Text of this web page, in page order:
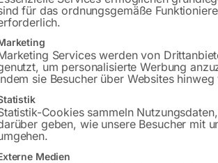
Lieferzeit:ca. 8 – 10
Bitte beachten
für das ordnungsgemäße
Services werden von
um personalisierte Werbung
sie Besucher über Websites
Cookies sammeln
geben, wie unsere Besucher mit
Medien